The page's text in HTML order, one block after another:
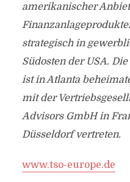
amerikanischer
strategisch in
Südosten der USA.
ist in Atlanta
mit der
Advisors GmbH in
Düsseldorf vertreten.
www.tso-europe.de